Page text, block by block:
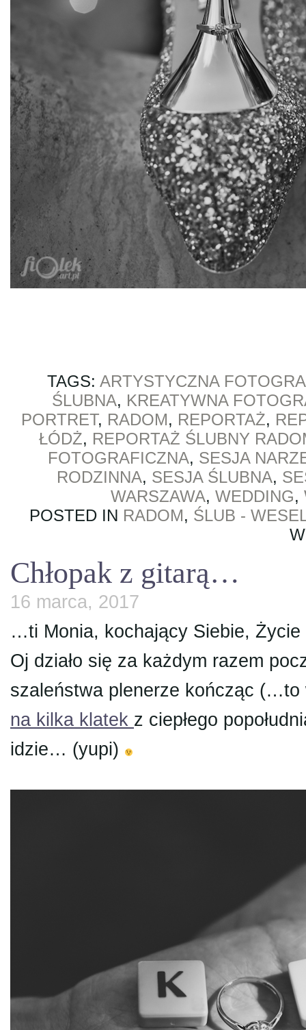
TAGS: ARTYSTYCZNA
ŚLUBNA, KREATYWNA
PORTRET, RADOM, REPORTAŻ,
ŁÓDŻ, REPORTAŻ ŚLUBNY
FOTOGRAFICZNA, SESJA
RODZINNA, SESJA ŚLUBNA,
WARSZAWA, WEDDING,
POSTED IN RADOM, ŚLUB -
Chłopak z gitarą…
16 marca, 2017
…ti Monia, kochający Siebie,
Oj działo się za każdym razem
szaleństwa plenerze kończąc
na kilka klatek z ciepłego
idzie… (yupi)